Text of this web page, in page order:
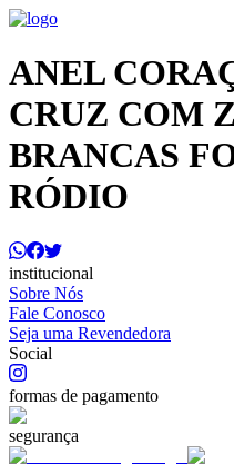
ANEL
CRUZ COM
BRANCAS
RÓDIO
institucional
Sobre Nós
Fale Conosco
Seja uma Revendedora
Social
formas de pagamento
segurança